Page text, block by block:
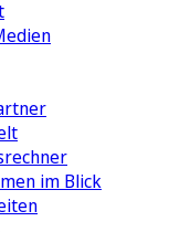
im Blick